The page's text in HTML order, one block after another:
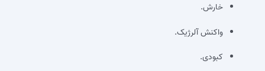
خارش.
واکنش آلرژیک.
کبودی.